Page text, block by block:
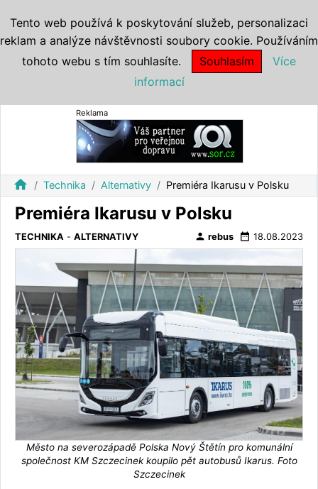
Reklama
home Technika Alternativy Premiéra Ikarusu v Polsku
Premiéra Ikarusu v Polsku
TECHNIKA - ALTERNATIVY person rebus date_range 18.08.2023
Město na severozápadě Polska Nový Štětín pro komunální
společnost KM Szczecinek koupilo pět autobusů Ikarus. Foto
Szczecinek
Tento web používá k poskytování služeb, personalizaci
reklam a analýze návštěvnosti soubory cookie. Používáním
tohoto webu s tím souhlasíte.
Souhlasím
Více
informací